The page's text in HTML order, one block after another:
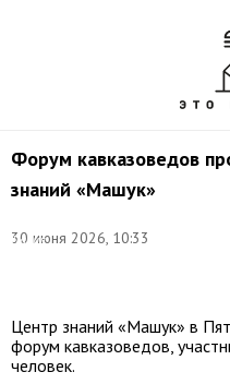
Форум кавказоведов
знаний «Машук»
30 июня 2026, 10:33
Данил
Центр знаний «Машук» в
форум кавказоведов,
человек.